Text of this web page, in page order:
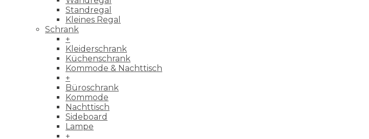
Standregal
Kleines Regal
Schrank
+
Kleiderschrank
Küchenschrank
Kommode & Nachttisch
+
Büroschrank
Kommode
Nachttisch
Sideboard
Lampe
+